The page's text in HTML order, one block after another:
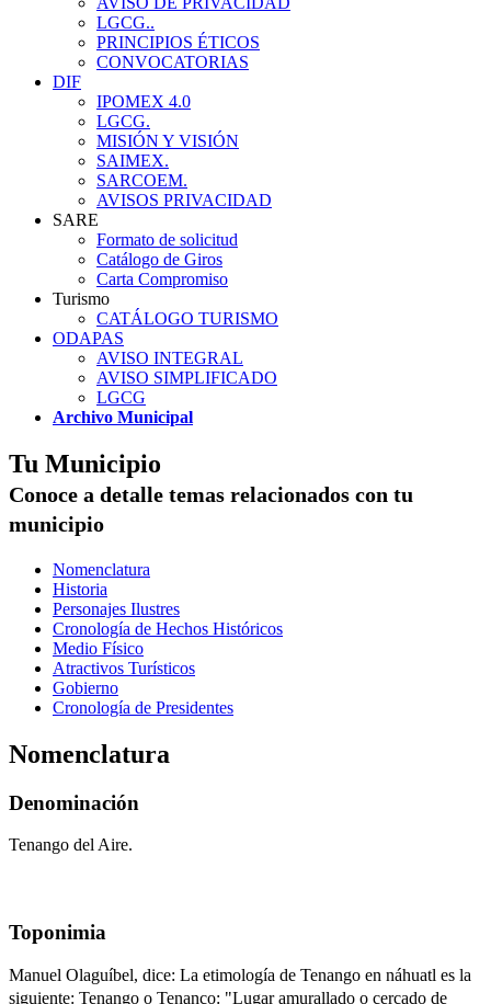
LGCG..
PRINCIPIOS ÉTICOS
CONVOCATORIAS
DIF
IPOMEX 4.0
LGCG.
MISIÓN Y VISIÓN
SAIMEX.
SARCOEM.
AVISOS PRIVACIDAD
SARE
Formato de solicitud
Catálogo de Giros
Carta Compromiso
Turismo
CATÁLOGO TURISMO
ODAPAS
AVISO INTEGRAL
AVISO SIMPLIFICADO
LGCG
Archivo Municipal
Tu Municipio
Conoce a detalle temas relacionados con tu
municipio
Nomenclatura
Historia
Personajes Ilustres
Cronología de Hechos Históricos
Medio Físico
Atractivos Turísticos
Gobierno
Cronología de Presidentes
Nomenclatura
Denominación
Tenango del Aire.
Toponimia
Manuel Olaguíbel, dice: La etimología de Tenango en náhuatl es la
siguiente: Tenango o Tenanco: "Lugar amurallado o cercado de